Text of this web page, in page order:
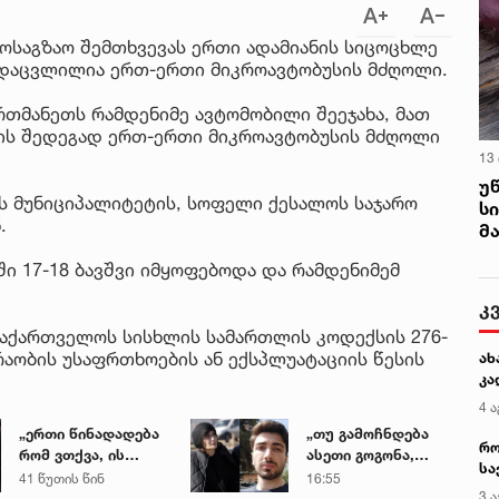
შემთხვევას ერთი ადამიანის სიცოცხლე
ერთ-ერთი მიკროავტობუსის მძღოლი.
რამდენიმე ავტომობილი შეეჯახა, მათ
შედეგად ერთ-ერთი მიკროავტობუსის მძღოლი
მუნიციპალიტეტის, სოფელი ქესალოს საჯარო
18 ბავშვი იმყოფებოდა და რამდენიმემ
სისხლის სამართლის კოდექსის 276-
უსაფრთხოების ან ექსპლუატაციის წესის
„ერთი წინადადება
რომ ვთქვა, ის
გახდის ნათელს,
41 წუთის წინ
„თუ გამოჩნდება
ასეთი გოგონა,
ოფიციალურად,
16:55
13
4